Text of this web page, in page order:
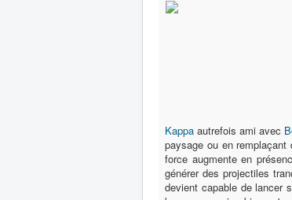
Kappa autrefois ami avec
paysage ou en
force augmente en
générer des projectiles
devient capable de lancer